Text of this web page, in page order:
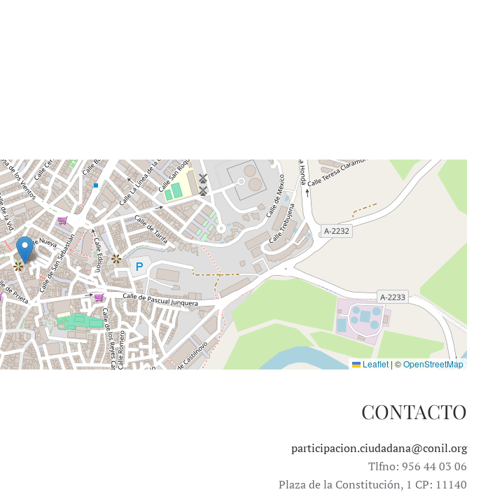
Leaflet | ©OpenStreetMap
CONTACTO
participacion.ciudadana@conil.org
Tlfno: 956 44 03 06
Plaza de la Constitución, 1 CP: 11140